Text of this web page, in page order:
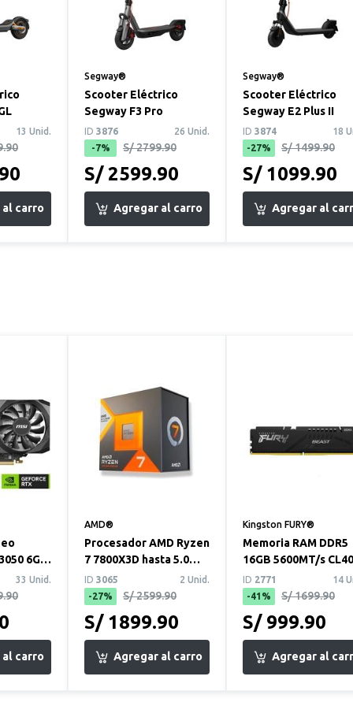
13 Unid.
Segway®
Scooter Eléctrico
Segway F3 Pro
ID 3876
26 Unid.
-7%
S/ 2799.90
S/ 2599.90
Segway®
Scooter Eléctrico
Segway E2 Plus II
ID 3874
18
-27%
S/ 1499.90
S/ 1099.90
6GB
OC33 Unid.
AMD®
Procesador AMD Ryzen
7 7800X3D hasta 5.0
GHz 8 Núcleos sin
disipador inc...
ID 3065
2 Unid.
-27%
S/ 2599.90
S/ 1899.90
Kingston FURY®
Memoria RAM DDR5
16GB 5600MT/s CL40
Kingston Fury Beast
ID 2771
14
-41%
S/ 1699.90
S/ 999.90